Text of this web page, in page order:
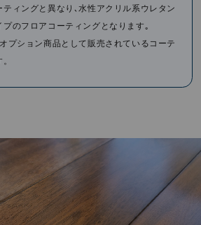
ィングと異なり､⽔性アクリル系ウレタン
のフロアコーティングとなります｡
プション商品として販売されているコーテ